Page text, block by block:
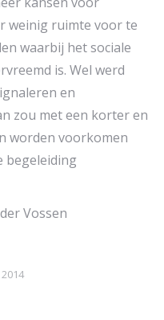
weinig ruimte voor te
waarbij het sociale
is. Wel werd
en
zou met een korter en
worden voorkomen
begeleiding
Vossen